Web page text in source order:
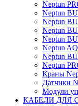
Neptun
Neptun
Neptun
Neptun
Neptun
Neptun
Neptun
Neptun
Краны
Датчики
Модули
КАБЕЛИ ДЛЯ